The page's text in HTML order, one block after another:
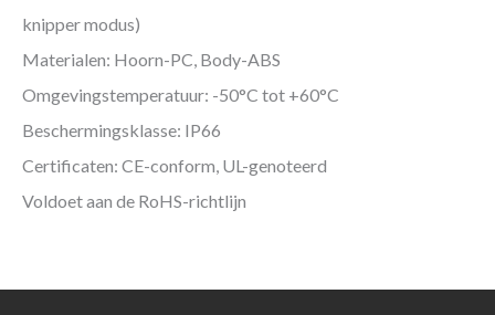
knipper modus)
Materialen: Hoorn-PC, Body-ABS
Omgevingstemperatuur: -50°C tot +60°C
Beschermingsklasse: IP66
Certificaten: CE-conform, UL-genoteerd
Voldoet aan de RoHS-richtlijn